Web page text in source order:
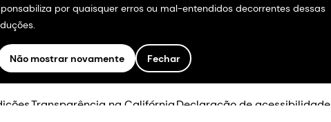
por quaisquer erros ou mal-entendidos decorrentes dessas
Não mostrar novamente Fechar
Transparência na CalifórniaDeclaração de acessibilidade